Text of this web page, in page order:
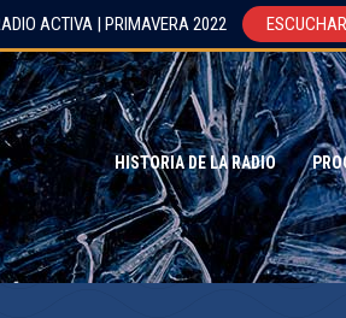
HISTORIA DE LA RADIO
ACTIVA | PRIMAVERA 2022